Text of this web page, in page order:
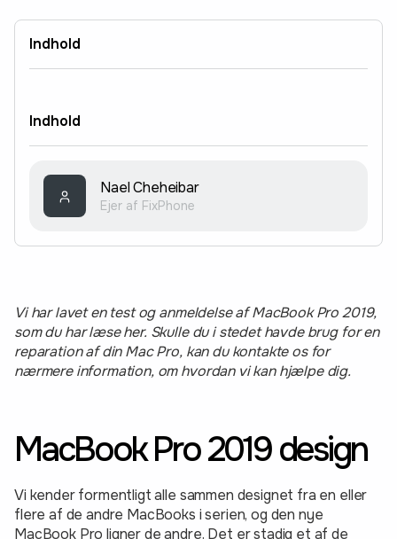
Indhold
Indhold
Nael Cheheibar
Ejer af FixPhone
Vi har lavet en test og anmeldelse af MacBook Pro 2019,
som du har læse her. Skulle du i stedet havde brug for en
reparation af din Mac Pro, kan du kontakte os for
nærmere information, om hvordan vi kan hjælpe dig.
MacBook Pro 2019 design
Vi kender formentligt alle sammen designet fra en eller
flere af de andre MacBooks i serien, og den nye
MacBook Pro ligner de andre. Det er stadig et af de